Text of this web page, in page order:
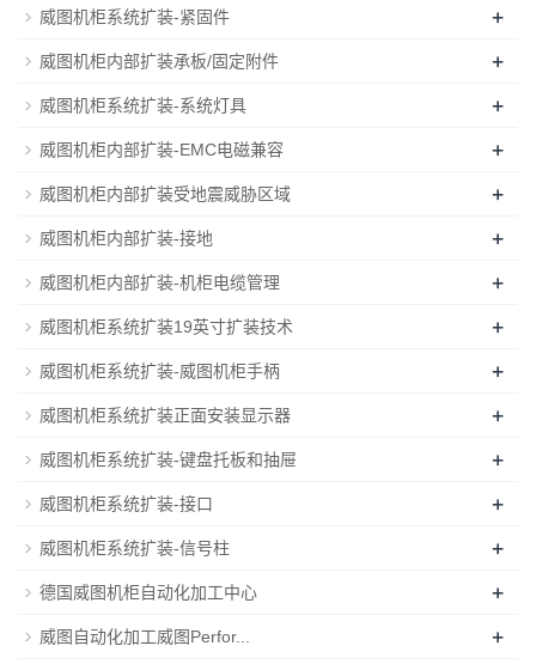
威图机柜系统扩装-紧固件 +
威图机柜内部扩装承板/固定附件 +
威图机柜系统扩装-系统灯具 +
威图机柜内部扩装-EMC电磁兼容 +
威图机柜内部扩装受地震威胁区域 +
威图机柜内部扩装-接地 +
威图机柜内部扩装-机柜电缆管理 +
威图机柜系统扩装19英寸扩装技术 +
威图机柜系统扩装-威图机柜手柄 +
威图机柜系统扩装正面安装显示器 +
威图机柜系统扩装-键盘托板和抽屉 +
威图机柜系统扩装-接口 +
威图机柜系统扩装-信号柱 +
德国威图机柜自动化加工中心 +
威图自动化加工威图Perfor... +